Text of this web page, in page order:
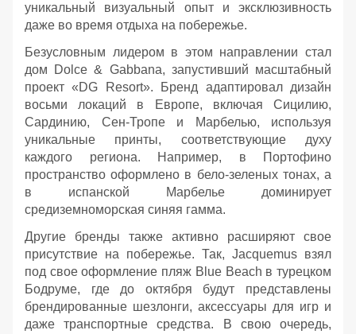
уникальный визуальный опыт и эксклюзивность
даже во время отдыха на побережье.
Безусловным лидером в этом направлении стал
дом Dolce & Gabbana, запустивший масштабный
проект «DG Resort». Бренд адаптировал дизайн
восьми локаций в Европе, включая Сицилию,
Сардинию, Сен-Тропе и Марбелью, используя
уникальные принты, соответствующие духу
каждого региона. Например, в Портофино
пространство оформлено в бело-зеленых тонах, а
в испанской Марбелье доминирует
средиземноморская синяя гамма.
Другие бренды также активно расширяют свое
присутствие на побережье. Так, Jacquemus взял
под свое оформление пляж Blue Beach в турецком
Бодруме, где до октября будут представлены
брендированные шезлонги, аксессуары для игр и
даже транспортные средства. В свою очередь,